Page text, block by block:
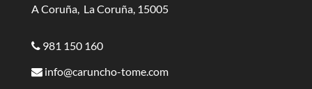
A Coruña, La Coruña, 15005
981 150 160
info@caruncho-tome.com